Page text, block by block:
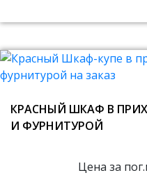
КРАСНЫЙ ШКАФ В
И ФУРНИТУРОЙ
Цена за